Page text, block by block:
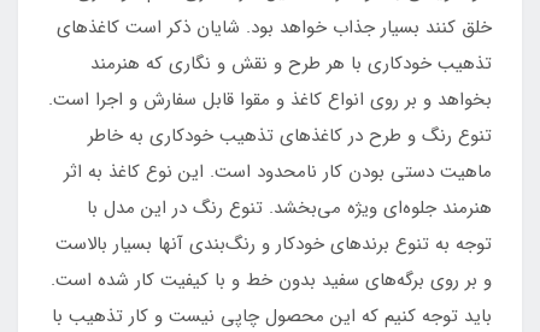
خلق کنند بسیار جذاب خواهد بود. شایان ذکر است کاغذهای
تذهیب خودکاری با هر طرح و نقش و نگاری که هنرمند
بخواهد و بر روی انواع کاغذ و مقوا قابل سفارش و اجرا است.
تنوع رنگ و طرح در کاغذهای تذهیب خودکاری به خاطر
ماهیت دستی بودن کار نامحدود است. این نوع کاغذ به اثر
هنرمند جلوه‌ای ویژه می‌بخشد. تنوع رنگ در این مدل با
توجه به تنوع برندهای خودکار و رنگ‌بندی آنها بسیار بالاست
و بر روی برگه‌های سفید بدون خط و با کیفیت کار شده است.
باید توجه کنیم که این محصول چاپی نیست و کار تذهیب با